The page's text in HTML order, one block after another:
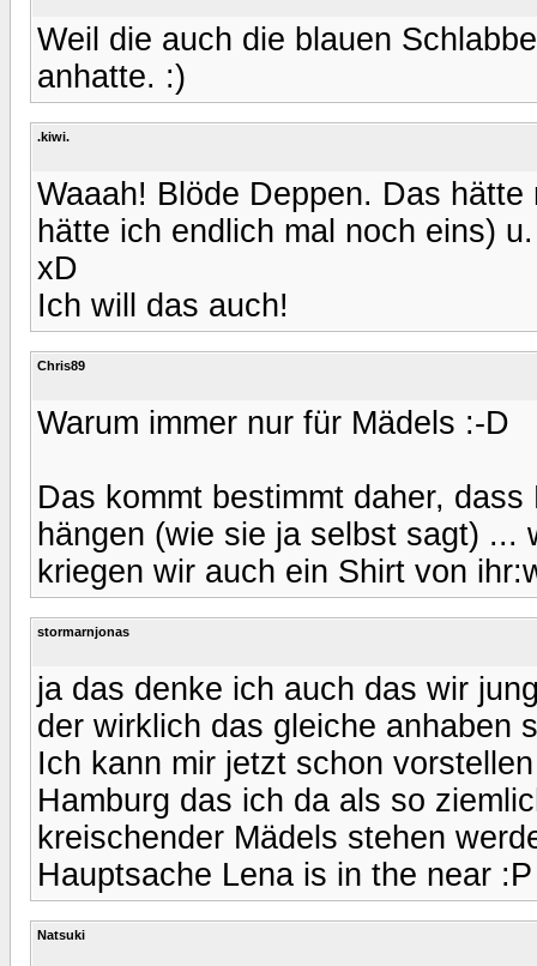
Weil die auch die blauen
anhatte. :)
.kiwi.
Waaah! Blöde Deppen. Das
hätte ich endlich mal noch eins)
xD
Ich will das auch!
Chris89
Warum immer nur für Mädels :-D
Das kommt bestimmt daher,
hängen (wie sie ja selbst sagt) ...
kriegen wir auch ein Shirt von
stormarnjonas
ja das denke ich auch das wir
der wirklich das gleiche anhaben
Ich kann mir jetzt schon
Hamburg das ich da als so
kreischender Mädels stehen
Hauptsache Lena is in the near :P
Natsuki